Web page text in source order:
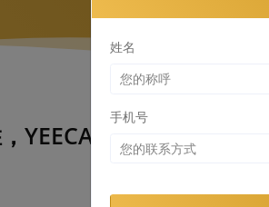
YEECAR-G5
姓名
手机号